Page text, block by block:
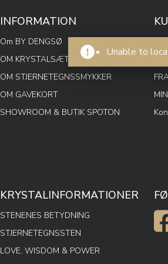
Unable to
INFORMATION
Om BY DENGSØ
OM KRYSTALSÆT
OM STJERNETEGNSSMYKKER
OM GAVEKORT
SHOWROOM & BUTIK SPOTON
KRYSTALINFORMATIONER
STENENES BETYDNING
STJERNETEGNSSTEN
LOVE, WISDOM & POWER